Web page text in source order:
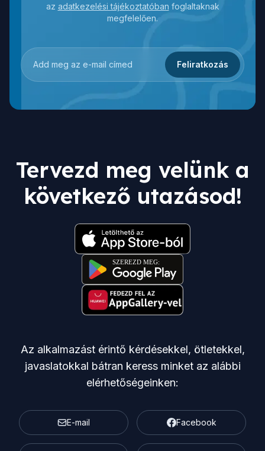
az adatkezelési tájékoztatóban foglaltaknak
megfelelően.
Feliratkozás
Tervezd meg velünk a
következő utazásod!
Az alkalmazást érintő kérdésekkel, ötletekkel,
javaslatokkal bátran keress minket az alábbi
elérhetőségeinken:
E-mail Facebook